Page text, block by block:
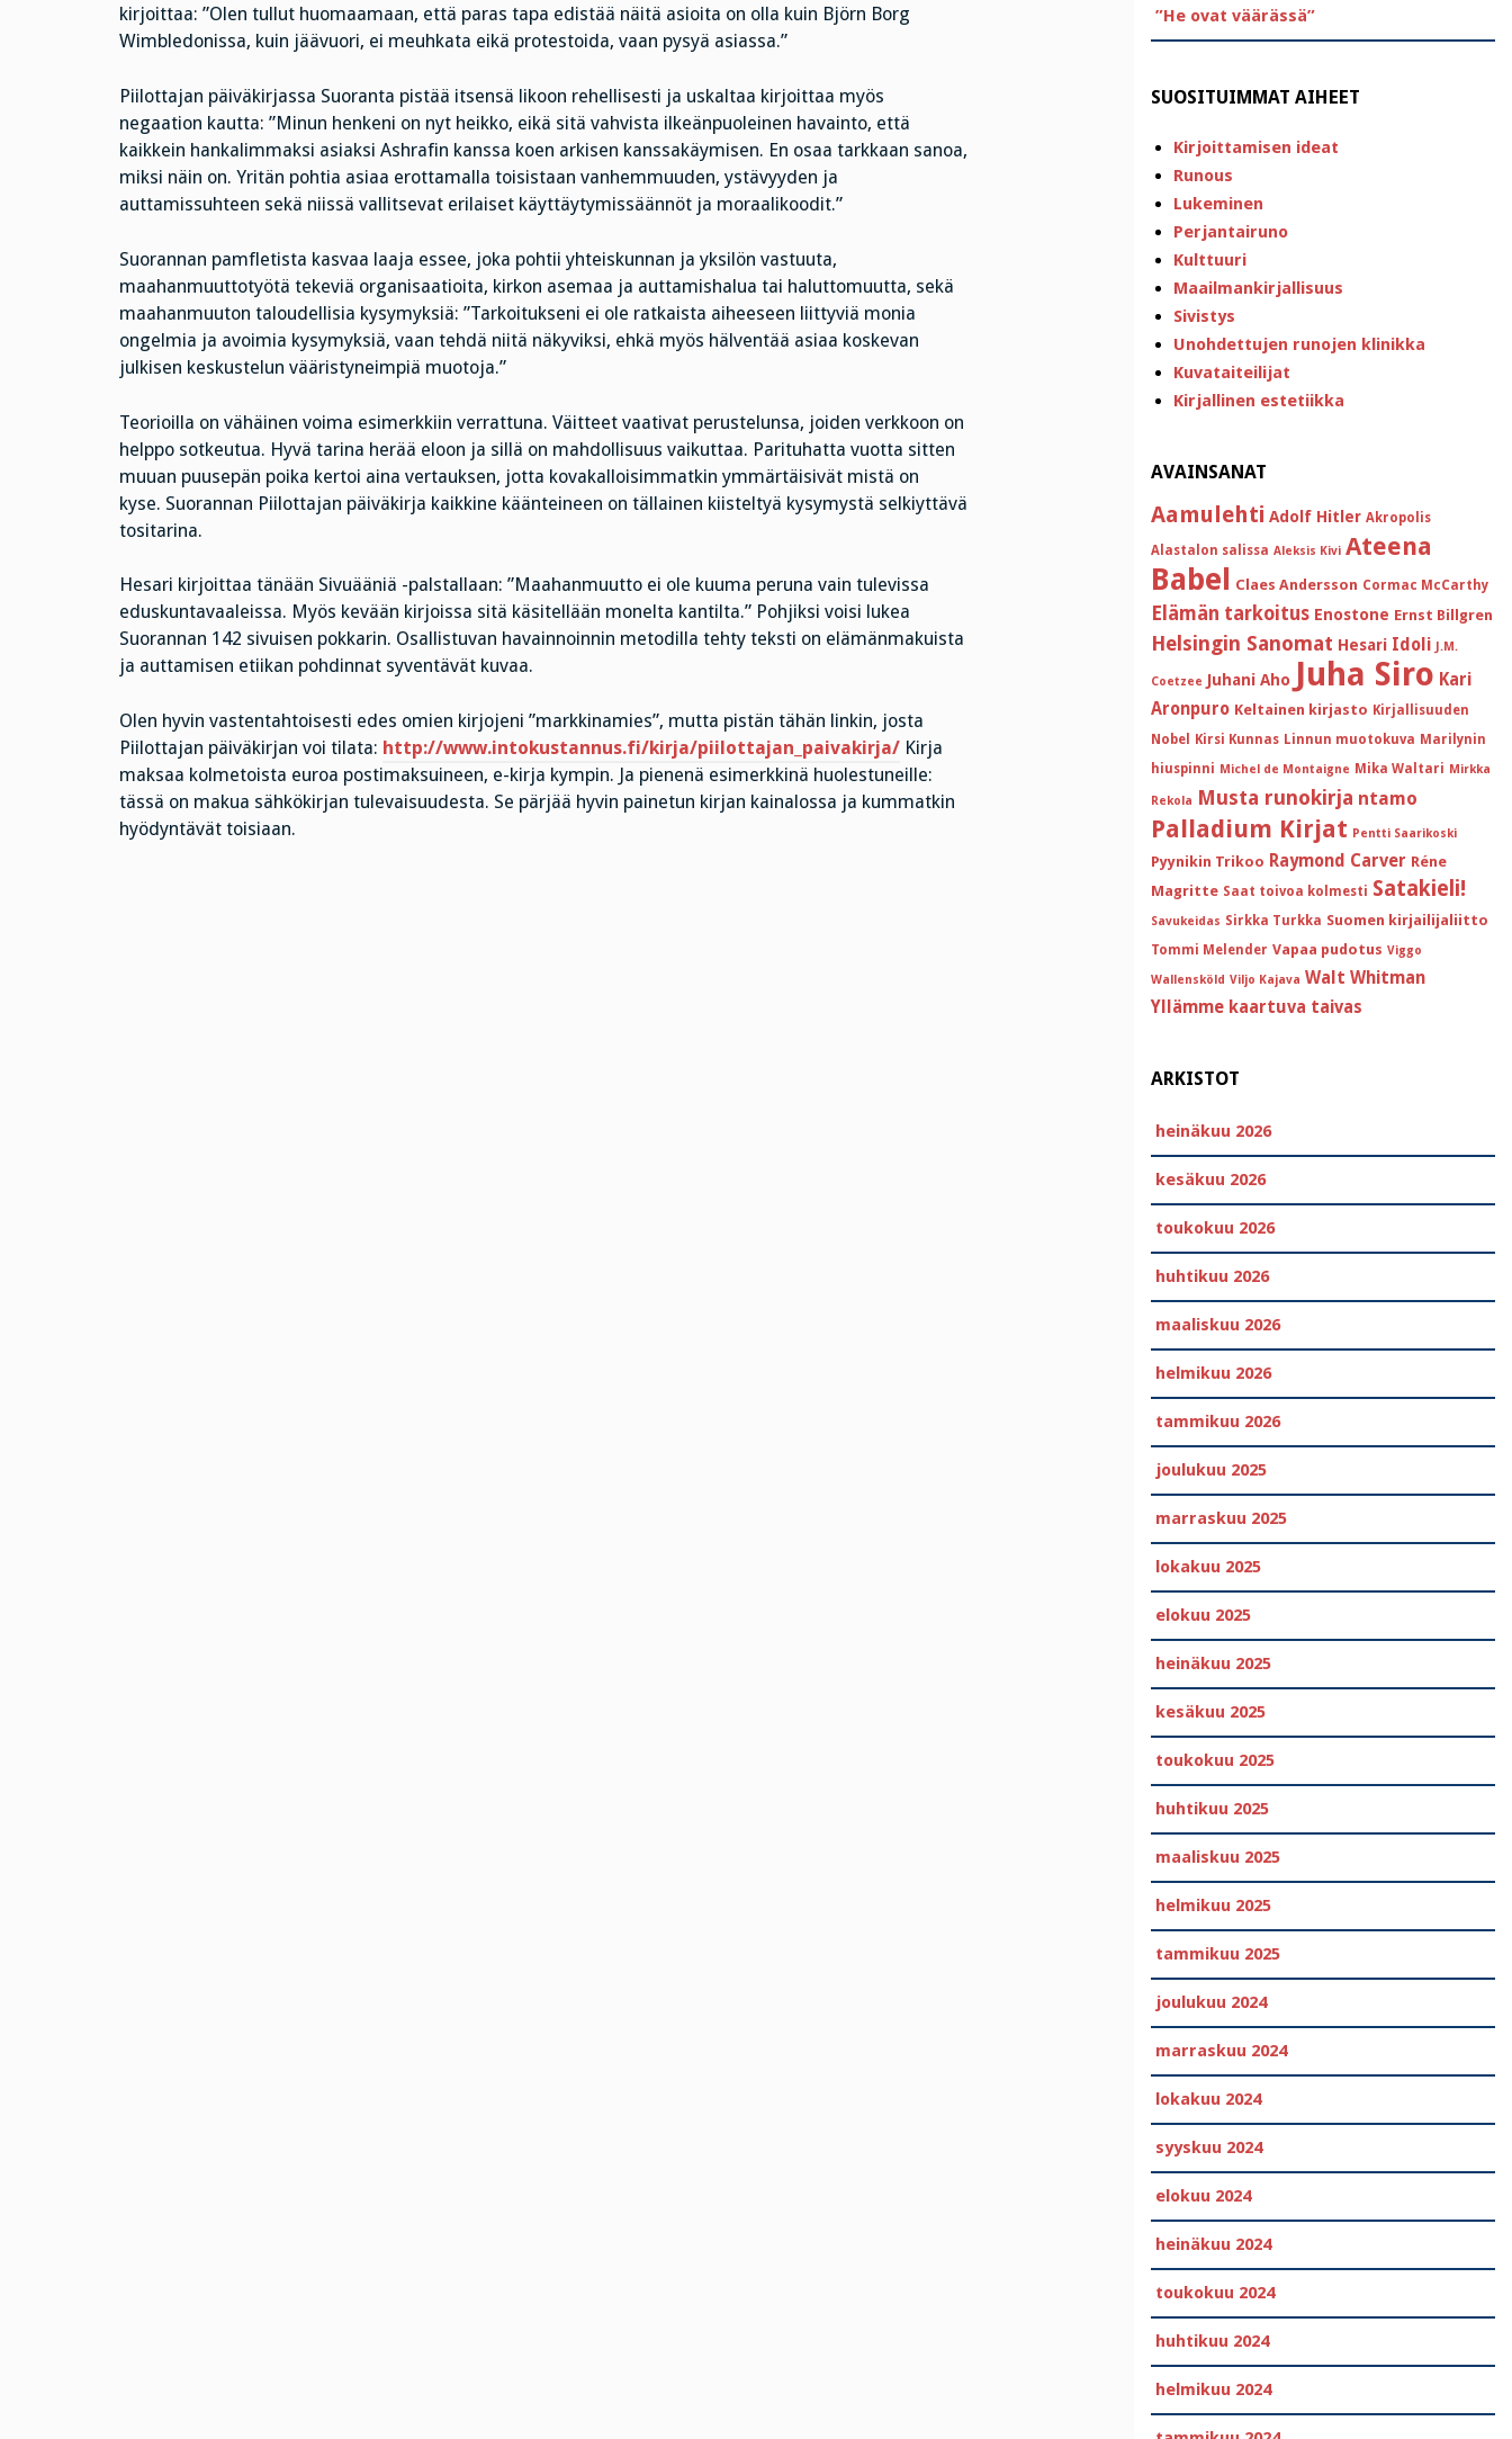
kirjoittaa: ”Olen tullut huomaamaan, että paras tapa edistää näitä asioita on olla kuin Björn Borg
Wimbledonissa, kuin jäävuori, ei meuhkata eikä protestoida, vaan pysyä asiassa.”
Piilottajan päiväkirjassa Suoranta pistää itsensä likoon rehellisesti ja uskaltaa kirjoittaa myös
negaation kautta: ”Minun henkeni on nyt heikko, eikä sitä vahvista ilkeänpuoleinen havainto, että
kaikkein hankalimmaksi asiaksi Ashrafin kanssa koen arkisen kanssakäymisen. En osaa tarkkaan sanoa,
miksi näin on. Yritän pohtia asiaa erottamalla toisistaan vanhemmuuden, ystävyyden ja
auttamissuhteen sekä niissä vallitsevat erilaiset käyttäytymissäännöt ja moraalikoodit.”
Suorannan pamfletista kasvaa laaja essee, joka pohtii yhteiskunnan ja yksilön vastuuta,
maahanmuuttotyötä tekeviä organisaatioita, kirkon asemaa ja auttamishalua tai haluttomuutta, sekä
maahanmuuton taloudellisia kysymyksiä: ”Tarkoitukseni ei ole ratkaista aiheeseen liittyviä monia
ongelmia ja avoimia kysymyksiä, vaan tehdä niitä näkyviksi, ehkä myös hälventää asiaa koskevan
julkisen keskustelun vääristyneimpiä muotoja.”
Teorioilla on vähäinen voima esimerkkiin verrattuna. Väitteet vaativat perustelunsa, joiden verkkoon on
helppo sotkeutua. Hyvä tarina herää eloon ja sillä on mahdollisuus vaikuttaa. Parituhatta vuotta sitten
muuan puusepän poika kertoi aina vertauksen, jotta kovakalloisimmatkin ymmärtäisivät mistä on
kyse. Suorannan Piilottajan päiväkirja kaikkine käänteineen on tällainen kiisteltyä kysymystä selkiyttävä
tositarina.
Hesari kirjoittaa tänään Sivuääniä -palstallaan: ”Maahanmuutto ei ole kuuma peruna vain tulevissa
eduskuntavaaleissa. Myös kevään kirjoissa sitä käsitellään monelta kantilta.” Pohjiksi voisi lukea
Suorannan 142 sivuisen pokkarin. Osallistuvan havainnoinnin metodilla tehty teksti on elämänmakuista
ja auttamisen etiikan pohdinnat syventävät kuvaa.
Olen hyvin vastentahtoisesti edes omien kirjojeni ”markkinamies”, mutta pistän tähän linkin, josta
Piilottajan päiväkirjan voi tilata: http://www.intokustannus.fi/kirja/piilottajan_paivakirja/Kirja
maksaa kolmetoista euroa postimaksuineen, e-kirja kympin. Ja pienenä esimerkkinä huolestuneille:
tässä on makua sähkökirjan tulevaisuudesta. Se pärjää hyvin painetun kirjan kainalossa ja kummatkin
hyödyntävät toisiaan.
”He ovat väärässä”
SUOSITUIMMAT AIHEET
Kirjoittamisen ideat
Runous
Lukeminen
Perjantairuno
Kulttuuri
Maailmankirjallisuus
Sivistys
Unohdettujen runojen klinikka
Kuvataiteilijat
Kirjallinen estetiikka
AVAINSANAT
Aamulehti Adolf Hitler Akropolis
Alastalon salissa Aleksis Kivi Ateena
Babel Claes Andersson Cormac McCarthy
Elämän tarkoitus Enostone Ernst Billgren
Helsingin Sanomat Hesari Idoli J.M.
Coetzee Juhani Aho Juha Siro Kari
Aronpuro Keltainen kirjasto Kirjallisuuden
Nobel
Kirsi Kunnas Linnun muotokuva Marilynin
hiuspinni Michel de Montaigne Mika Waltari Mirkka
Rekola Musta runokirja ntamo
Palladium Kirjat Pentti Saarikoski
Pyynikin Trikoo Raymond Carver Réne
Magritte Saat toivoa kolmesti Satakieli!
Savukeidas Sirkka Turkka Suomen kirjailijaliitto
Tommi Melender Vapaa pudotus Viggo
Wallensköld Viljo Kajava Walt Whitman
Yllämme kaartuva taivas
ARKISTOT
heinäkuu 2026
kesäkuu 2026
toukokuu 2026
huhtikuu 2026
maaliskuu 2026
helmikuu 2026
tammikuu 2026
joulukuu 2025
marraskuu 2025
lokakuu 2025
elokuu 2025
heinäkuu 2025
kesäkuu 2025
toukokuu 2025
huhtikuu 2025
maaliskuu 2025
helmikuu 2025
tammikuu 2025
joulukuu 2024
marraskuu 2024
lokakuu 2024
syyskuu 2024
elokuu 2024
heinäkuu 2024
toukokuu 2024
huhtikuu 2024
helmikuu 2024